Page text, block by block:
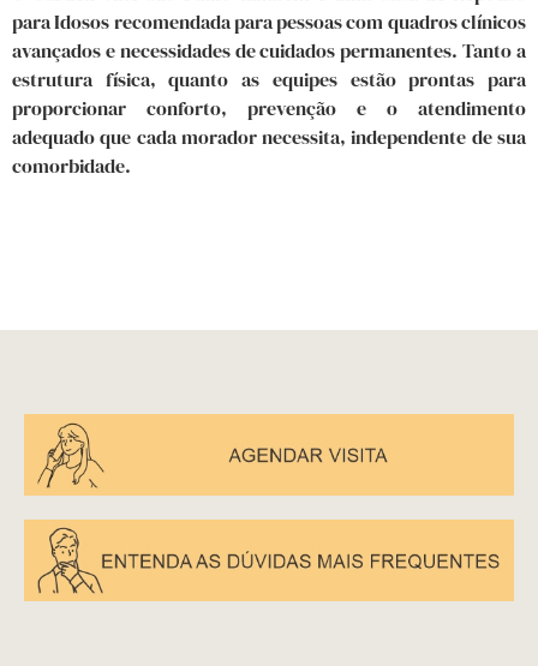
para Idosos recomendada para pessoas com quadros clínicos
avançados e necessidades de cuidados permanentes. Tanto a
estrutura física, quanto as equipes estão prontas para
proporcionar conforto, prevenção e o atendimento
adequado que cada morador necessita, independente de sua
comorbidade.